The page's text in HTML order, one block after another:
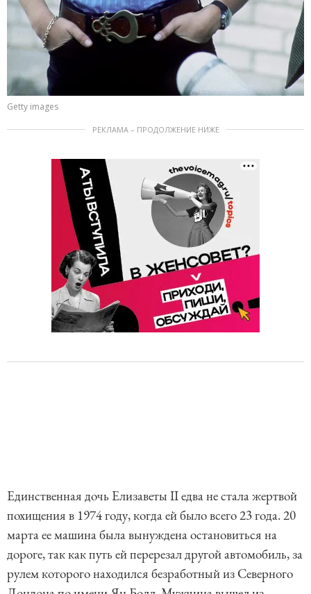
Getty images
РЕКЛАМА – ПРОДОЛЖЕНИЕ НИЖЕ
Единственная дочь Елизаветы II едва не стала жертвой
похищения в 1974 году, когда ей было всего 23 года. 20
марта ее машина была вынуждена остановиться на
дороге, так как путь ей перерезал другой автомобиль, за
рулем которого находился безработный из Северного